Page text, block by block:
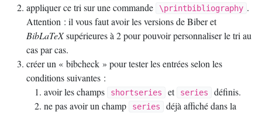
appliquer ce tri sur une commande
\printbibliography .
Attention : il vous faut avoir les versions de Biber et
BibLaTeXsupérieures à 2 pour pouvoir personnaliser le tri au
cas par cas.
créer un « bibcheck » pour tester les entrées selon les
conditions suivantes :
avoir les champs
shortseries et series
définis.
ne pas avoir un champ
series
déjà affiché dans la